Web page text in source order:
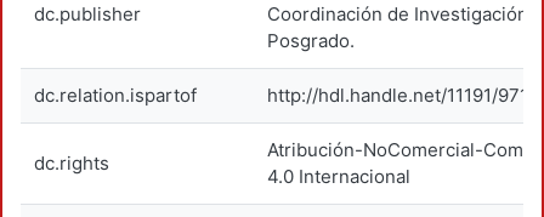
dc.publisher
Coordinación de Investigación y
Posgrado.
dc.relation.ispartof http://hdl.handle.net/11191/9718
dc.rights
Atribución-NoComercial-
4.0 Internacional